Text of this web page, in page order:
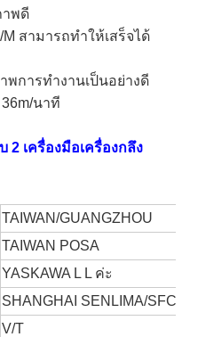
าพดี
สามารถทำให้เสร็จได้
พการทำงานเป็นอย่างดี
นาที
2 เครื่องมือเครื่องกลึง
TAIWAN/GUANGZHOU
TAIWAN POSA
YASKAWA L L ค่ะ
SHANGHAI SENLIMA/SFC
V/T